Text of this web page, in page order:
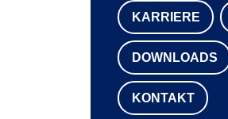
KARRIERE
DOWNLOADS
KONTAKT